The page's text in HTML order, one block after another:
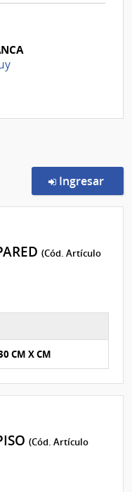
Ingresar
(Cód. Artículo
CM X CM
(Cód. Artículo